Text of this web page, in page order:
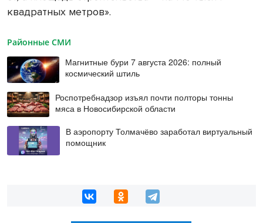
квадратных метров».
Районные СМИ
Магнитные бури 7 августа 2026: полный
космический штиль
Роспотребнадзор изъял почти полторы тонны
мяса в Новосибирской области
В аэропорту Толмачёво заработал виртуальный
помощник